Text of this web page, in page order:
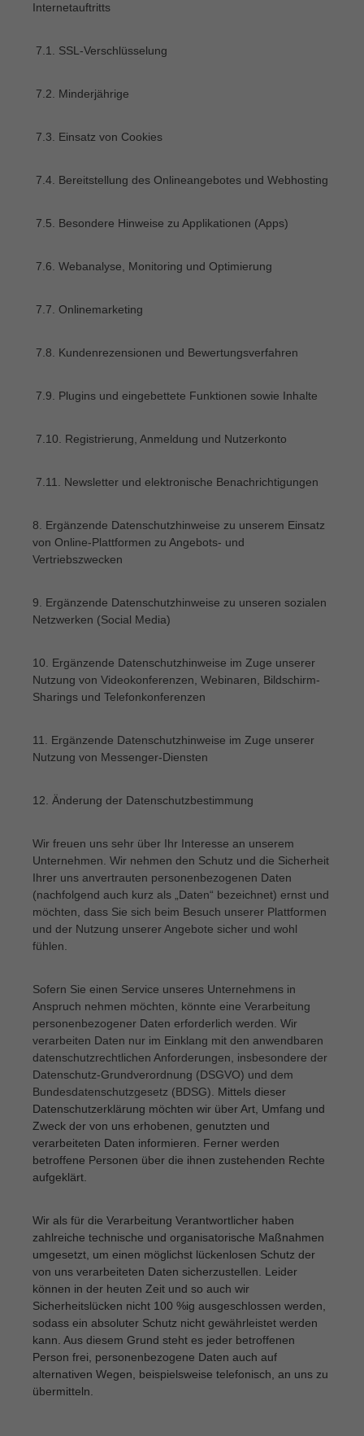
Internetauftritts
7.1. SSL-Verschlüsselung
7.2. Minderjährige
7.3. Einsatz von Cookies
7.4. Bereitstellung des Onlineangebotes und Webhosting
7.5. Besondere Hinweise zu Applikationen (Apps)
7.6. Webanalyse, Monitoring und Optimierung
7.7. Onlinemarketing
7.8. Kundenrezensionen und Bewertungsverfahren
7.9. Plugins und eingebettete Funktionen sowie Inhalte
7.10. Registrierung, Anmeldung und Nutzerkonto
7.11. Newsletter und elektronische Benachrichtigungen
8. Ergänzende Datenschutzhinweise zu unserem Einsatz
von Online-Plattformen zu Angebots- und
Vertriebszwecken
9. Ergänzende Datenschutzhinweise zu unseren sozialen
Netzwerken (Social Media)
10. Ergänzende Datenschutzhinweise im Zuge unserer
Nutzung von Videokonferenzen, Webinaren, Bildschirm-
Sharings und Telefonkonferenzen
11. Ergänzende Datenschutzhinweise im Zuge unserer
Nutzung von Messenger-Diensten
12. Änderung der Datenschutzbestimmung
Wir freuen uns sehr über Ihr Interesse an unserem
Unternehmen. Wir nehmen den Schutz und die Sicherheit
Ihrer uns anvertrauten personenbezogenen Daten
(nachfolgend auch kurz als „Daten“ bezeichnet) ernst und
möchten, dass Sie sich beim Besuch unserer Plattformen
und der Nutzung unserer Angebote sicher und wohl
fühlen.
Sofern Sie einen Service unseres Unternehmens in
Anspruch nehmen möchten, könnte eine Verarbeitung
personenbezogener Daten erforderlich werden. Wir
verarbeiten Daten nur im Einklang mit den anwendbaren
datenschutzrechtlichen Anforderungen, insbesondere der
Datenschutz-Grundverordnung (DSGVO) und dem
Bundesdatenschutzgesetz (BDSG). Mittels dieser
Datenschutzerklärung möchten wir über Art, Umfang und
Zweck der von uns erhobenen, genutzten und
verarbeiteten Daten informieren. Ferner werden
betroffene Personen über die ihnen zustehenden Rechte
aufgeklärt.
Wir als für die Verarbeitung Verantwortlicher haben
zahlreiche technische und organisatorische Maßnahmen
umgesetzt, um einen möglichst lückenlosen Schutz der
von uns verarbeiteten Daten sicherzustellen. Leider
können in der heuten Zeit und so auch wir
Sicherheitslücken nicht 100 %ig ausgeschlossen werden,
sodass ein absoluter Schutz nicht gewährleistet werden
kann. Aus diesem Grund steht es jeder betroffenen
Person frei, personenbezogene Daten auch auf
alternativen Wegen, beispielsweise telefonisch, an uns zu
übermitteln.